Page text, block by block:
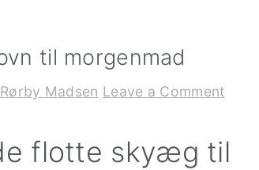
til morgenmad
Madsen Leave a Comment
flotte skyæg til